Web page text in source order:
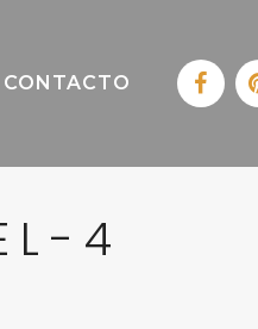
CONTACTO
4